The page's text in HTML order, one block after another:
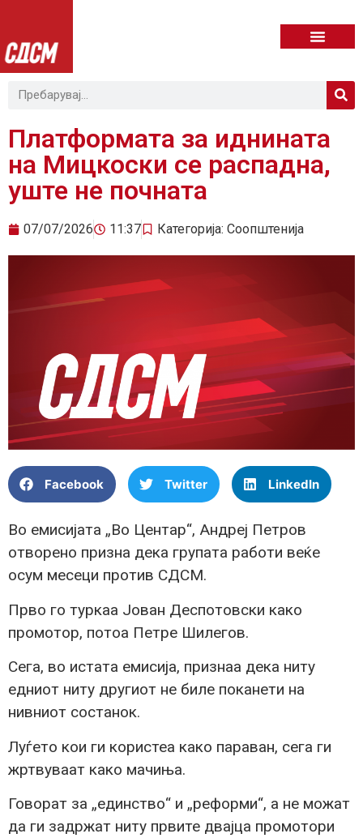
Платформата за иднината
на Мицкоски се распадна,
уште не почната
07/07/2026 11:37 Категорија: Соопштенија
Facebook Twitter LinkedIn
Во емисијата „Во Центар“, Андреј Петров
отворено призна дека групата работи веќе
осум месеци против СДСМ.
Прво го туркаа Јован Деспотовски како
промотор, потоа Петре Шилегов.
Сега, во истата емисија, признаа дека ниту
едниот ниту другиот не биле поканети на
нивниот состанок.
Луѓето кои ги користеа како параван, сега ги
жртвуваат како мачиња.
Говорат за „единство“ и „реформи“, а не можат
да ги задржат ниту првите двајца промотори